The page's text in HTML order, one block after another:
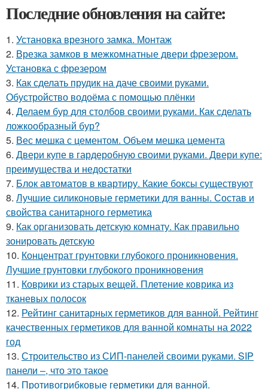
Последние обновления на сайте:
1. Установка врезного замка. Монтаж
2. Врезка замков в межкомнатные двери фрезером.
Установка с фрезером
3. Как сделать прудик на даче своими руками.
Обустройство водоёма с помощью плёнки
4. Делаем бур для столбов своими руками. Как сделать
ложкообразный бур?
5. Вес мешка с цементом. Объем мешка цемента
6. Двери купе в гардеробную своими руками. Двери купе:
преимущества и недостатки
7. Блок автоматов в квартиру. Какие боксы существуют
8. Лучшие силиконовые герметики для ванны. Состав и
свойства санитарного герметика
9. Как организовать детскую комнату. Как правильно
зонировать детскую
10. Концентрат грунтовки глубокого проникновения.
Лучшие грунтовки глубокого проникновения
11. Коврики из старых вещей. Плетение коврика из
тканевых полосок
12. Рейтинг санитарных герметиков для ванной. Рейтинг
качественных герметиков для ванной комнаты на 2022
год
13. Строительство из СИП-панелей своими руками. SIP
панели –, что это такое
14. Противогрибковые герметики для ванной.